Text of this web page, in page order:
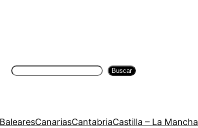
Buscar Buscar
CanariasCantabriaCastilla – La Mancha